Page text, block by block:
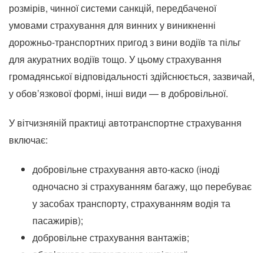
розмірів, чинної системи санкцій, передбаченої
умовами страхування для винних у виникненні
дорожньо-транспортних пригод з вини водіїв та пільг
для акуратних водіїв тощо. У цьому страхування
громадянської відповідальності здійснюється, зазвичай,
у обов’язкової формі, інші види — в добровільної.
У вітчизняній практиці автотранспортне страхування
включає:
добровільне страхування авто-каско (іноді
одночасно зі страхуванням багажу, що перебуває
у засобах транспорту, страхуванням водія та
пасажирів);
добровільне страхування вантажів;